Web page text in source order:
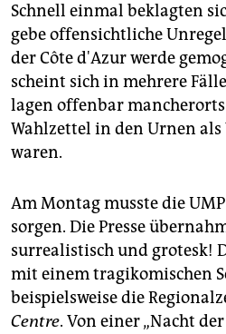
Schnell einmal beklagten
gebe offensichtliche
der Côte d'Azur werde
scheint sich in mehrere
lagen offenbar
Wahlzettel in den Urnen
waren.
Am Montag musste die
sorgen. Die Presse
surrealistisch und grotesk!
mit einem tragikomischen
beispielsweise die
Centre. Von einer „Nacht